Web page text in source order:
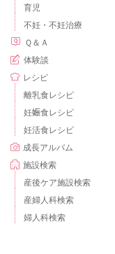
育児
不妊・不妊治療
Ｑ＆Ａ
体験談
レシピ
離乳食レシピ
妊娠食レシピ
妊活食レシピ
成長アルバム
施設検索
産後ケア施設検索
産婦人科検索
婦人科検索